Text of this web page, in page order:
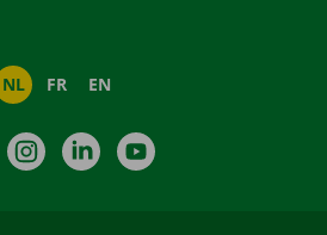
NL FR EN
FacebookInstagramLinkedIn